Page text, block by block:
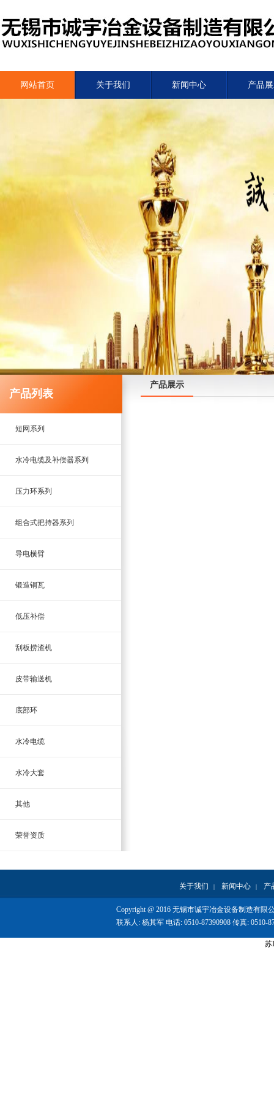
网站首页 关于我们 新闻中心 产品
产品列表
短网系列
水冷电缆及补偿器系列
压力环系列
组合式把持器系列
导电横臂
锻造铜瓦
低压补偿
刮板捞渣机
皮带输送机
底部环
水冷电缆
水冷大套
其他
荣誉资质
产品展示
关于我们 | 新闻中心 | 产
Copyright @ 2016 无锡市诚宇冶金设备制造有限
联系人: 杨其军 电话: 0510-87390908 传真: 0510-
苏